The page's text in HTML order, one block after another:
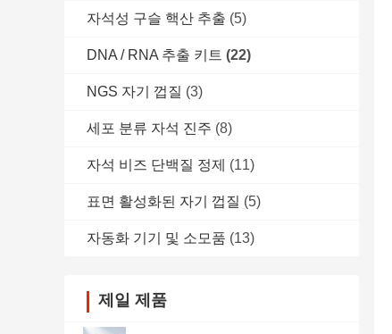
자석성 구슬 핵산 추출 (5)
DNA / RNA 추출 키트 (22)
NGS 자기 껍질 (3)
세포 분류 자석 진주 (8)
자석 비즈 단백질 정제 (11)
표면 활성화된 자기 껍질 (5)
자동화 기기 및 소모품 (13)
제일 제품